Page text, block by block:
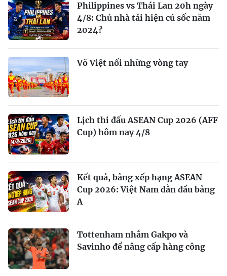
Philippines vs Thái Lan 20h ngày
4/8: Chủ nhà tái hiện cú sốc năm
2024?
Võ Việt nối những vòng tay
Lịch thi đấu ASEAN Cup 2026 (AFF
Cup) hôm nay 4/8
Kết quả, bảng xếp hạng ASEAN
Cup 2026: Việt Nam dẫn đầu bảng
A
Tottenham nhắm Gakpo và
Savinho để nâng cấp hàng công